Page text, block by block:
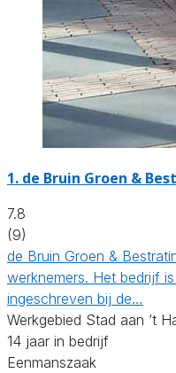
1. de Bruin Groen &
7.8
(9)
de Bruin Groen &
werknemers. Het bedrijf
ingeschreven bij de…
Werkgebied Stad aan ’t
14 jaar in bedrijf
Eenmanszaak